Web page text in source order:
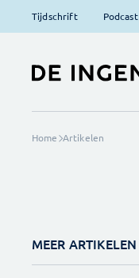
Tijdschrift Podcast
Home Artikelen
MEER ARTIKELEN